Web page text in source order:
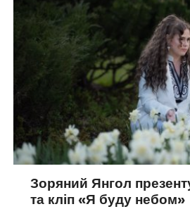
Зоряний Янгол
та кліп «Я буду небом»